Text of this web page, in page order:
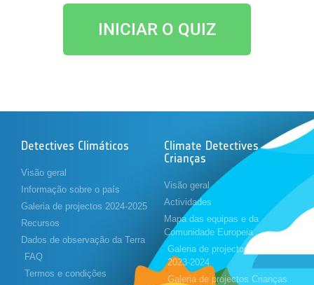
INICIAR O QUIZ
Detectives Climáticos
Visão geral
Informação sobre o país
Galeria de projectos 2024-2025
Recursos
Dados de observação da Terra
FAQ
Termos e condições
Climate Detectives
Crianças
Visão geral
Actividades
Mapa das equipas e da
Comunidade Europeia
Galeria de projectos Crianças
2023-2024
Galeria de projectos Crianças